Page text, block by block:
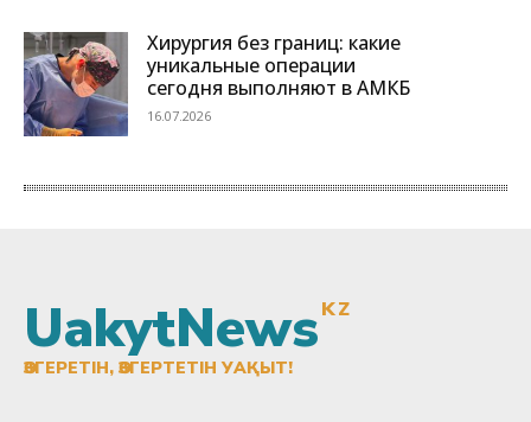
UakytNewsKZ
ӨЗГЕРЕТІН, ӨЗГЕРТЕТІН УАҚЫТ!